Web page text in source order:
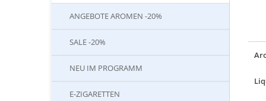
ANGEBOTE AROMEN -20%
SALE -20%
NEU IM PROGRAMM
E-ZIGARETTEN